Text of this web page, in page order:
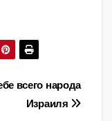
всего народа
Израиля